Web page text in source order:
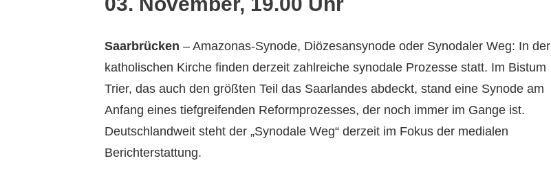
Saarbrücken – Amazonas-Synode, Diözesansynode oder Synodaler Weg: In der
katholischen Kirche finden derzeit zahlreiche synodale Prozesse statt. Im Bistum
Trier, das auch den größten Teil das Saarlandes abdeckt, stand eine Synode am
Anfang eines tiefgreifenden Reformprozesses, der noch immer im Gange ist.
Deutschlandweit steht der „Synodale Weg“ derzeit im Fokus der medialen
Berichterstattung.